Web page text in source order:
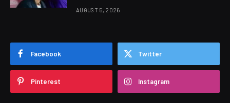
AUGUST 5, 2026
Facebook Twitter
Pinterest Instagram